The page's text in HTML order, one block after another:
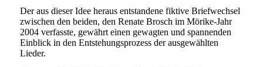
Der aus dieser Idee heraus entstandene fiktive Briefwechsel
zwischen den beiden, den Renate Brosch im Mörike-Jahr
2004 verfasste, gewährt einen gewagten und spannenden
Einblick in den Entstehungsprozess der ausgewählten
Lieder.